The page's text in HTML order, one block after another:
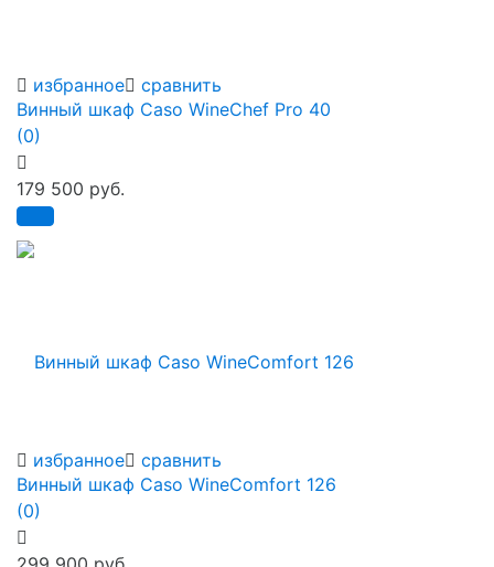
избранное сравнить
избранное сравнить
Винный шкаф Caso WineChef Pro 40
(0)
179 500 руб.
Винный шкаф Caso WineComfort 126
(0)